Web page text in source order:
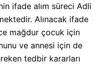
ifade alım süreci Adli
Alınacak ifade
mağdur çocuk için
ve annesi için de
tedbir kararları